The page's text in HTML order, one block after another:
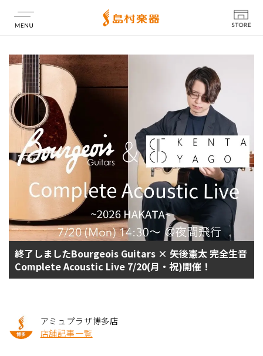
店舗情報
終了しましたBourgeois Guitars × 矢後憲太 完全生音
Complete Acoustic Live 7/20(月・祝)開催！
アミュプラザ博多店
店舗記事一覧